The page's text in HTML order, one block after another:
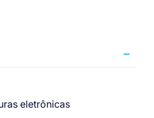
eletrônicas